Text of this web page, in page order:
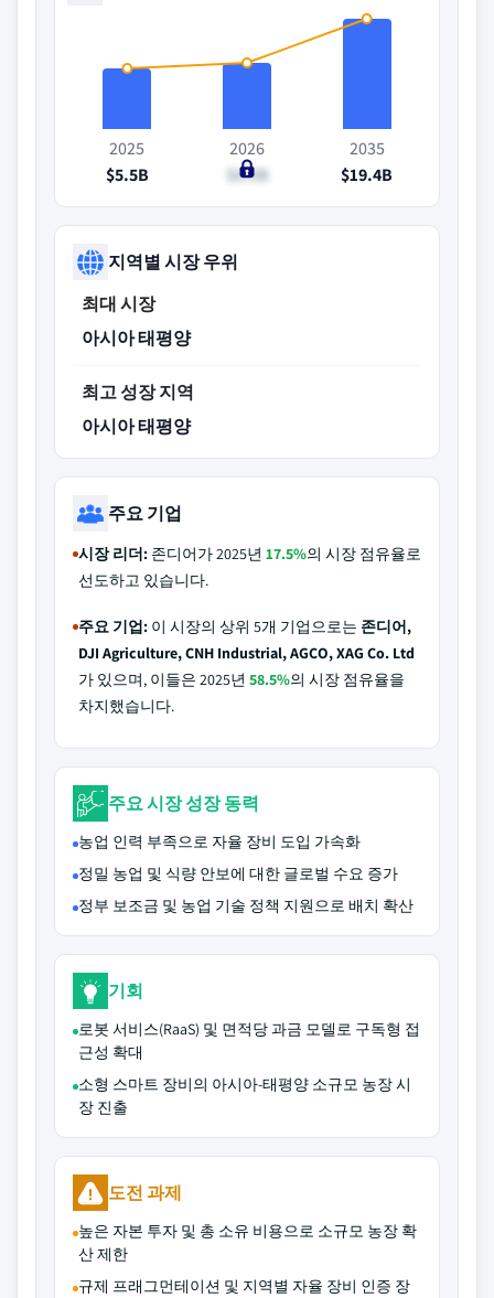
2025
$5.5B
2026
$6.3B
2035
$19.4B
지역별 시장 우위
최대 시장
아시아 태평양
최고 성장 지역
아시아 태평양
주요 기업
시장 리더: 존디어가 2025년 17.5%의 시장 점유율로
선도하고 있습니다.
주요 기업: 이 시장의 상위 5개 기업으로는 존디어,
DJI Agriculture, CNH Industrial, AGCO, XAG Co. Ltd
가 있으며, 이들은 2025년 58.5%의 시장 점유율을
차지했습니다.
주요 시장 성장 동력
농업 인력 부족으로 자율 장비 도입 가속화
정밀 농업 및 식량 안보에 대한 글로벌 수요 증가
정부 보조금 및 농업 기술 정책 지원으로 배치 확산
기회
로봇 서비스(RaaS) 및 면적당 과금 모델로 구독형 접
근성 확대
소형 스마트 장비의 아시아-태평양 소규모 농장 시
장 진출
도전 과제
높은 자본 투자 및 총 소유 비용으로 소규모 농장 확
산 제한
규제 프래그먼테이션 및 지역별 자율 장비 인증 장